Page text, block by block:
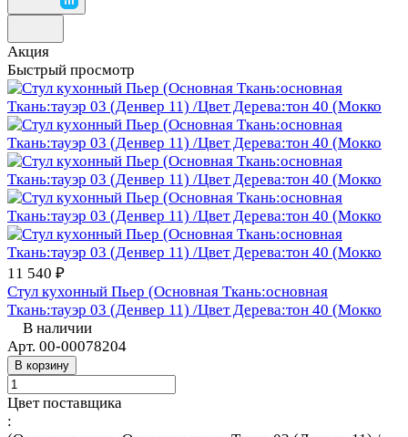
Акция
Быстрый просмотр
11 540 ₽
Стул кухонный Пьер (Основная Ткань:основная
Ткань:тауэр 03 (Денвер 11) /Цвет Дерева:тон 40 (Мокко
В наличии
Арт. 00-00078204
В корзину
Цвет поставщика
: